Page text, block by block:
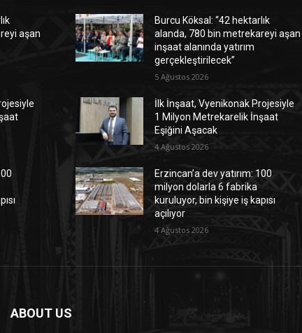
aşan
Burcu Köksal: “42 hektarlık
alanda, 780 bin metrekareyi aşan
inşaat alanında yatırım
gerçekleştirilecek”
5 Ağustos 2026
İlk İnşaat, Vyenikonak Projesiyle
1 Milyon Metrekarelik İnşaat
Eşiğini Aşacak
4 Ağustos 2026
Erzincan’a dev yatırım: 100
milyon dolarla 6 fabrika
kuruluyor, bin kişiye iş kapısı
açılıyor
4 Ağustos 2026
ABOUT US